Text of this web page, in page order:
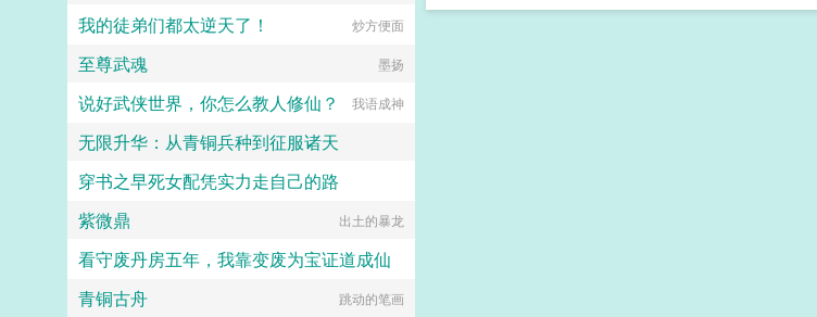
我的徒弟们都太逆天了！ 炒方便面
至尊武魂 墨扬
说好武侠世界，你怎么教人修仙？ 我语成神
无限升华：从青铜兵种到征服诸天
桃山的布兰文
穿书之早死女配凭实力走自己的路
开心快乐的榆桑
紫微鼎 出土的暴龙
看守废丹房五年，我靠变废为宝证道成仙
雪花舞
青铜古舟 跳动的笔画